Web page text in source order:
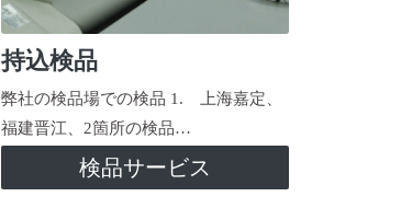
持込検品
弊社の検品場での検品 1. 上海嘉定、
福建晋江、2箇所の検品…
検品サービス